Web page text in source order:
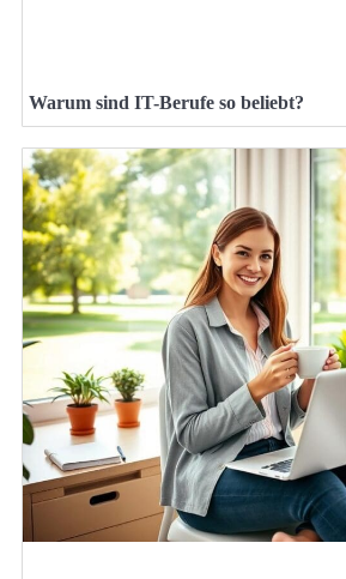
Warum sind IT-Berufe so beliebt?